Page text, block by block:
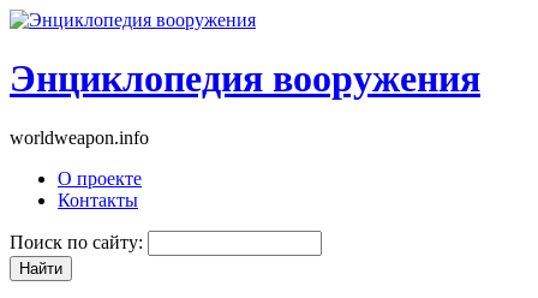
Энциклопедия вооружения
worldweapon.info
О проекте
Контакты
Поиск по сайту: